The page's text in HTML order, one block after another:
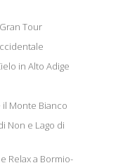
Tour
in Alto Adige
il Monte Bianco
Non e Lago di
Relax a Bormio-